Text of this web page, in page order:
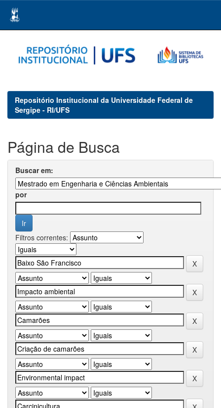
navigation
Repositório Institucional da Universidade Federal de
Sergipe - RI/UFS
Página de Busca
Buscar em:
por
Filtros correntes: